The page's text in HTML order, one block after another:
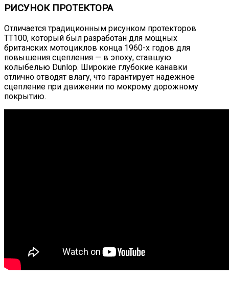
РИСУНОК ПРОТЕКТОРА
Отличается традиционным рисунком протекторов
TT100, который был разработан для мощных
британских мотоциклов конца 1960-х годов для
повышения сцепления — в эпоху, ставшую
колыбелью Dunlop. Широкие глубокие канавки
отлично отводят влагу, что гарантирует надежное
сцепление при движении по мокрому дорожному
покрытию.